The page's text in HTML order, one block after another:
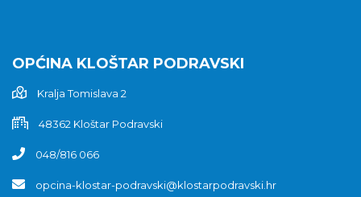
OPĆINA KLOŠTAR PODRAVSKI
Kralja Tomislava 2
48362 Kloštar Podravski
048/816 066
opcina-klostar-podravski@klostarpodravski.hr